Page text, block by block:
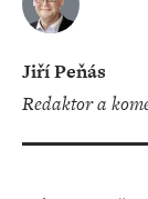
Jiří Peňás
redaktor a